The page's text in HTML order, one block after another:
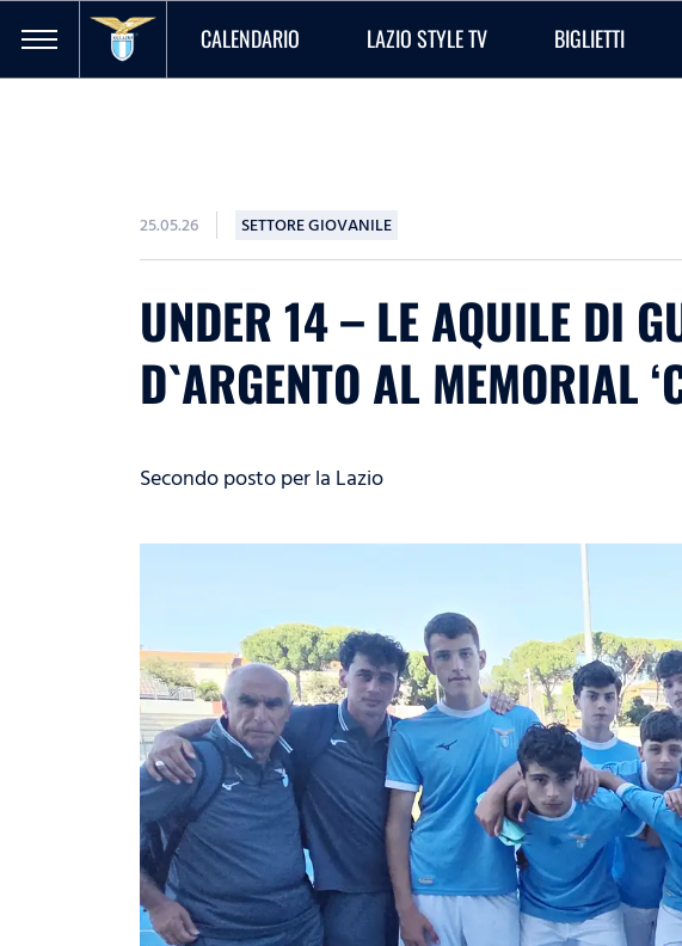
CALENDARIO LAZIO STYLE TV BIGLIETTI
25.05.26 SETTORE GIOVANILE
UNDER 14 – LE AQUILE DI
D`ARGENTO AL MEMORIAL
Secondo posto per la Lazio